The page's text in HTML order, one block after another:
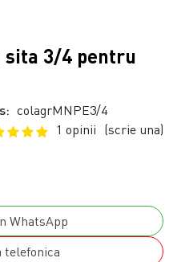
sita 3/4 pentru
colagrMNPE3/4
1 opinii (scrie una)
WhatsApp